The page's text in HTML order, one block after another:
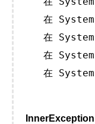
在
在
在
在